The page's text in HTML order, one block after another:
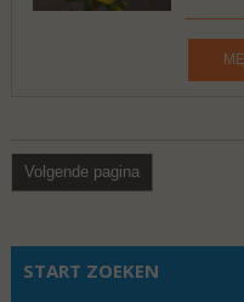
Volgende pagina
START ZOEKEN